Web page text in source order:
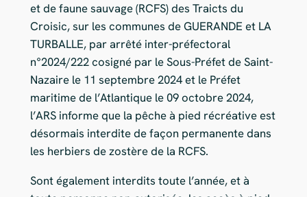
et de faune sauvage (RCFS) des Traicts du
Croisic, sur les communes de GUERANDE et LA
TURBALLE, par arrêté inter-préfectoral
n°2024/222 cosigné par le Sous-Préfet de Saint-
Nazaire le 11 septembre 2024 et le Préfet
maritime de l’Atlantique le 09 octobre 2024,
l’ARS informe que la pêche à pied récréative est
désormais interdite de façon permanente dans
les herbiers de zostère de la RCFS.
Sont également interdits toute l’année, et à